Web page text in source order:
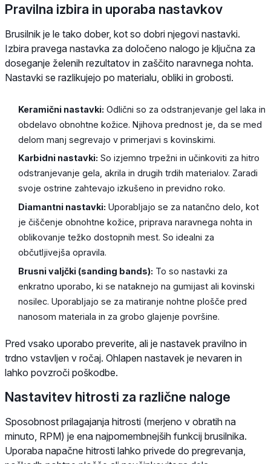
Pravilna izbira in uporaba nastavkov
Brusilnik je le tako dober, kot so dobri njegovi nastavki.
Izbira pravega nastavka za določeno nalogo je ključna za
doseganje želenih rezultatov in zaščito naravnega nohta.
Nastavki se razlikujejo po materialu, obliki in grobosti.
Keramični nastavki: Odlični so za odstranjevanje gel laka in
obdelavo obnohtne kožice. Njihova prednost je, da se med
delom manj segrevajo v primerjavi s kovinskimi.
Karbidni nastavki: So izjemno trpežni in učinkoviti za hitro
odstranjevanje gela, akrila in drugih trdih materialov. Zaradi
svoje ostrine zahtevajo izkušeno in previdno roko.
Diamantni nastavki: Uporabljajo se za natančno delo, kot
je čiščenje obnohtne kožice, priprava naravnega nohta in
oblikovanje težko dostopnih mest. So idealni za
občutljivejša opravila.
Brusni valjčki (sanding bands): To so nastavki za
enkratno uporabo, ki se nataknejo na gumijast ali kovinski
nosilec. Uporabljajo se za matiranje nohtne plošče pred
nanosom materiala in za grobo glajenje površine.
Pred vsako uporabo preverite, ali je nastavek pravilno in
trdno vstavljen v ročaj. Ohlapen nastavek je nevaren in
lahko povzroči poškodbe.
Nastavitev hitrosti za različne naloge
Sposobnost prilagajanja hitrosti (merjeno v obratih na
minuto, RPM) je ena najpomembnejših funkcij brusilnika.
Uporaba napačne hitrosti lahko privede do pregrevanja,